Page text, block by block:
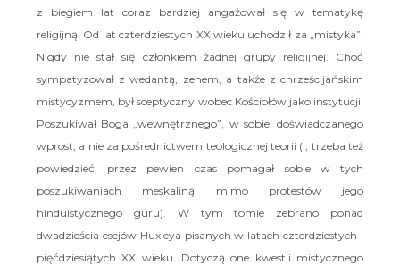
z biegiem lat coraz bardziej angażował się w tematykę
religijną. Od lat czterdziestych XX wieku uchodził za „mistyka”.
Nigdy nie stał się członkiem żadnej grupy religijnej. Choć
sympatyzował z wedantą, zenem, a także z chrześcijańskim
mistycyzmem, był sceptyczny wobec Kościołów jako instytucji.
Poszukiwał Boga „wewnętrznego”, w sobie, doświadczanego
wprost, a nie za pośrednictwem teologicznej teorii (i, trzeba też
powiedzieć, przez pewien czas pomagał sobie w tych
poszukiwaniach meskaliną mimo protestów jego
hinduistycznego guru). W tym tomie zebrano ponad
dwadzieścia esejów Huxleya pisanych w latach czterdziestych i
pięćdziesiątych XX wieku. Dotyczą one kwestii mistycznego